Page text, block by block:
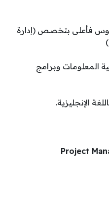
فأعلى بتخصص (إدارة
المعلومات وبرامج
الإنجليزية.
Project